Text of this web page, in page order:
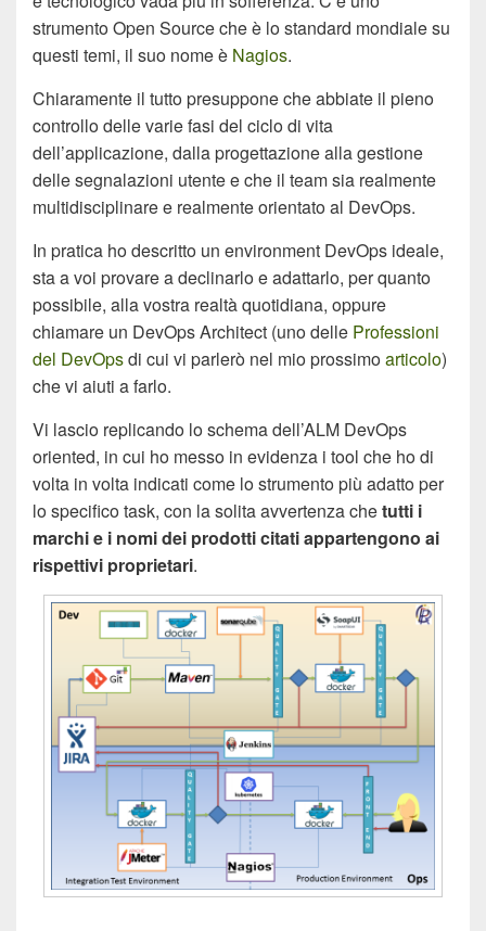
strumento Open Source che è lo standard mondiale su
questi temi, il suo nome è Nagios.
Chiaramente il tutto presuppone che abbiate il pieno
controllo delle varie fasi del ciclo di vita
dell’applicazione, dalla progettazione alla gestione
delle segnalazioni utente e che il team sia realmente
multidisciplinare e realmente orientato al DevOps.
In pratica ho descritto un environment DevOps ideale,
sta a voi provare a declinarlo e adattarlo, per quanto
possibile, alla vostra realtà quotidiana, oppure
chiamare un DevOps Architect (uno delle Professioni
del DevOpsdi cui vi parlerò nel mio prossimoarticolo)
che vi aiuti a farlo.
Vi lascio replicando lo schema dell’ALM DevOps
oriented, in cui ho messo in evidenza i tool che ho di
volta in volta indicati come lo strumento più adatto per
lo specifico task, con la solita avvertenza chetutti i
marchi e i nomi dei prodotti citati appartengono ai
rispettivi proprietari.